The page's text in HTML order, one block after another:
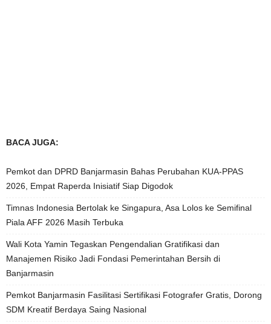
BACA JUGA:
Pemkot dan DPRD Banjarmasin Bahas Perubahan KUA-PPAS
2026, Empat Raperda Inisiatif Siap Digodok
Timnas Indonesia Bertolak ke Singapura, Asa Lolos ke Semifinal
Piala AFF 2026 Masih Terbuka
Wali Kota Yamin Tegaskan Pengendalian Gratifikasi dan
Manajemen Risiko Jadi Fondasi Pemerintahan Bersih di
Banjarmasin
Pemkot Banjarmasin Fasilitasi Sertifikasi Fotografer Gratis, Dorong
SDM Kreatif Berdaya Saing Nasional